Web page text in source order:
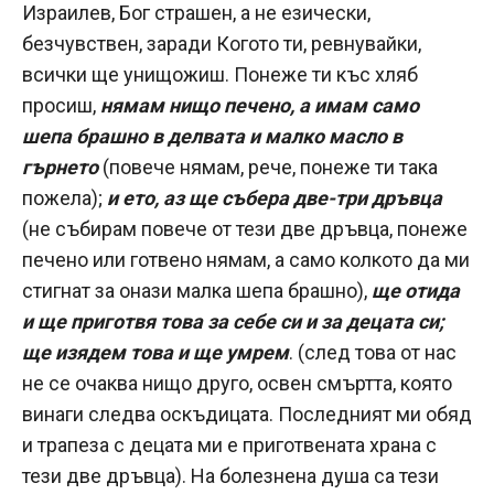
Израилев, Бог страшен, а не езически,
безчувствен, заради Когото ти, ревнувайки,
всички ще унищожиш. Понеже ти къс хляб
просиш, нямам нищо печено, а имам само
шепа брашно в делвата и малко масло в
гърнето(повече нямам, рече, понеже ти така
пожела); и ето, аз ще събера две-три дръвца
(не събирам повече от тези две дръвца, понеже
печено или готвено нямам, а само колкото да ми
стигнат за онази малка шепа брашно), ще отида
и ще приготвя това за себе си и за децата си;
ще изядем това и ще умрем. (след това от нас
не се очаква нищо друго, освен смъртта, която
винаги следва оскъдицата. Последният ми обяд
и трапеза с децата ми е приготвената храна с
тези две дръвца). На болезнена душа са тези